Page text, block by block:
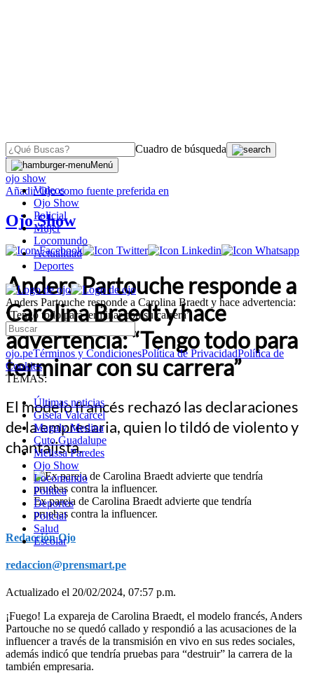
Cuadro de búsqueda
Menú
Videos
Ojo Show
Policial
Mujer
Locomundo
Actualidad
Deportes
Anders Partouche responde a Carolina Braedt y hace advertencia:
“Tengo todo para terminar con su carrera”
ojo.peTérminos y CondicionesPolítica de PrivacidadPolítica de
Cookies
TEMAS:
Últimas noticias
Gisela Valcarcel
Magaly Medina
Cuto Guadalupe
Melissa Paredes
Ojo Show
Locomundo
Política
Deportes
Policial
Salud
Escolar
OJO
ojo show
AñadirOjocomo fuente preferida en
Ojo Show
Anders Partouche responde a
Carolina Braedt y hace
advertencia: “Tengo todo para
terminar con su carrera”
El modelo francés rechazó las declaraciones
de la empresaria, quien lo tildó de violento y
chantajista.
Ex pareja de Carolina Braedt advierte que tendría
pruebas contra la influencer.
Redacción Ojo
redaccion@prensmart.pe
Actualizado el 20/02/2024, 07:57 p.m.
¡Fuego! La expareja de Carolina Braedt, el modelo francés, Anders
Partouche no se quedó callado y respondió a las acusaciones de la
influencer a través de la transmisión en vivo en sus redes sociales,
además indicó que tendría pruebas para “destruir” la carrera de la
también empresaria.